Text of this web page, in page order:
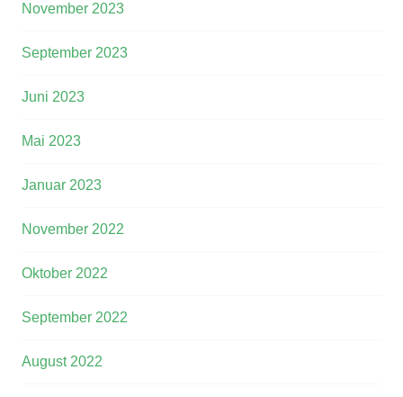
November 2023
September 2023
Juni 2023
Mai 2023
Januar 2023
November 2022
Oktober 2022
September 2022
August 2022